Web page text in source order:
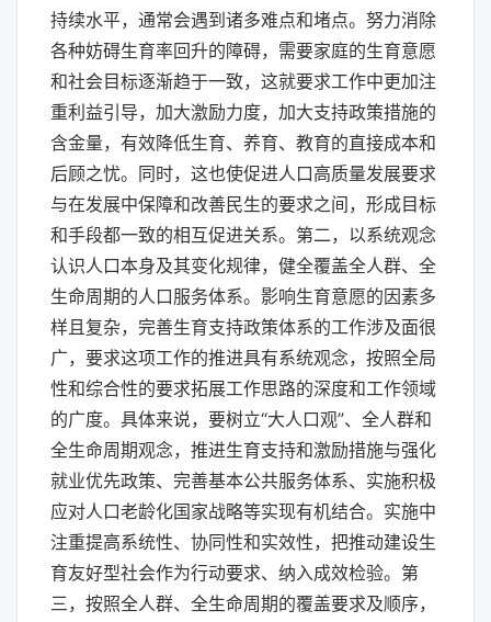
持续水平，通常会遇到诸多难点和堵点。努力消除
各种妨碍生育率回升的障碍，需要家庭的生育意愿
和社会目标逐渐趋于一致，这就要求工作中更加注
重利益引导，加大激励力度，加大支持政策措施的
含金量，有效降低生育、养育、教育的直接成本和
后顾之忧。同时，这也使促进人口高质量发展要求
与在发展中保障和改善民生的要求之间，形成目标
和手段都一致的相互促进关系。第二，以系统观念
认识人口本身及其变化规律，健全覆盖全人群、全
生命周期的人口服务体系。影响生育意愿的因素多
样且复杂，完善生育支持政策体系的工作涉及面很
广，要求这项工作的推进具有系统观念，按照全局
性和综合性的要求拓展工作思路的深度和工作领域
的广度。具体来说，要树立“大人口观”、全人群和
全生命周期观念，推进生育支持和激励措施与强化
就业优先政策、完善基本公共服务体系、实施积极
应对人口老龄化国家战略等实现有机结合。实施中
注重提高系统性、协同性和实效性，把推动建设生
育友好型社会作为行动要求、纳入成效检验。第
三，按照全人群、全生命周期的覆盖要求及顺序，